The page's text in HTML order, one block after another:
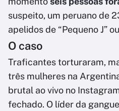
suspeito, um peruano de
apelidos de “Pequeno J”
O caso
Traficantes torturaram,
três mulheres na
brutal ao vivo no
fechado. O líder da